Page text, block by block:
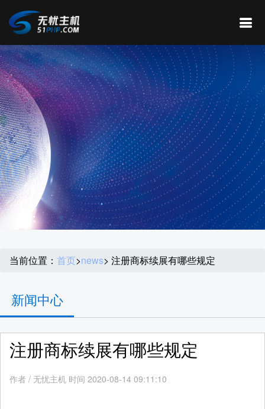
当前位置： 首页>news> 注册商标续展有哪些规定
新闻中心
注册商标续展有哪些规定
作者 / 无忧主机 时间 2020-08-14 09:11:10